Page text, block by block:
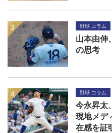
野球 コラム
山本由伸
の思考
野球 コラム
今永昇太
現地メデ
在感を証